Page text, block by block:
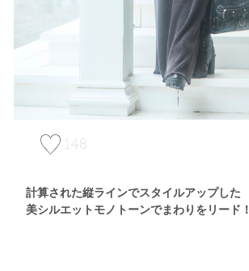
148
計算された縦ラインでスタイルアップした
美シルエットモノトーンでまわりをリード！